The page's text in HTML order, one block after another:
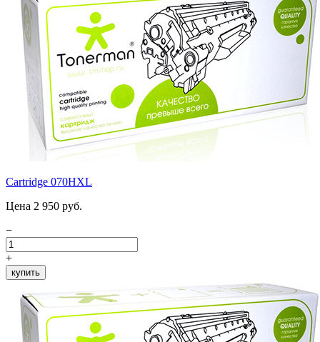
Cartridge 070HXL
Цена 2 950 руб.
−
+
купить